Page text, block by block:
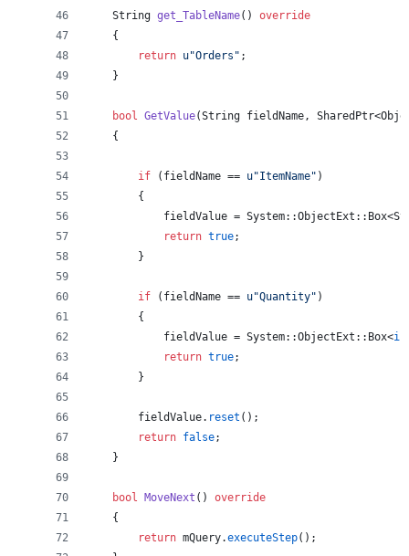
    String
get_TableName() override
    {
return u"Orders " ;
    }
bool GetValue(String fieldName,
    {
if (fieldName == u"ItemName" )
        {
fieldValue =
return true;
        }
if (fieldName == u"Quantity" )
        {
            fieldValue = System::ObjectExt::Box<
return true;
        }
        fieldValue.
reset ();
return false;
    }
bool MoveNext () override
    {
return mQuery.executeStep();